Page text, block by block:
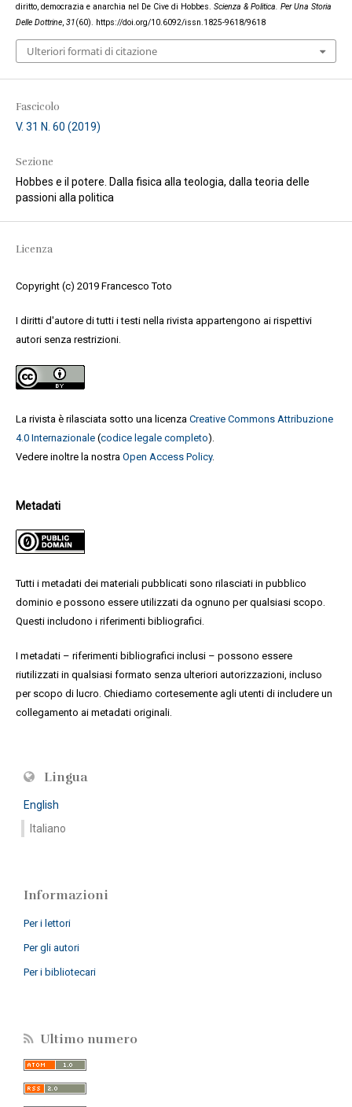
diritto, democrazia e anarchia nel De Cive di Hobbes. Scienza & Politica. Per Una Storia
Delle Dottrine, 31(60). https://doi.org/10.6092/issn.1825-9618/9618
Ulteriori formati di citazione
Fascicolo
V. 31 N. 60 (2019)
Sezione
Hobbes e il potere. Dalla fisica alla teologia, dalla teoria delle
passioni alla politica
Licenza
Copyright (c) 2019 Francesco Toto
I diritti d'autore di tutti i testi nella rivista appartengono ai rispettivi
autori senza restrizioni.
La rivista è rilasciata sotto una licenza Creative Commons Attribuzione
4.0 Internazionale(codice legale completo).
Vedere inoltre la nostra Open Access Policy.
Metadati
Tutti i metadati dei materiali pubblicati sono rilasciati in pubblico
dominio e possono essere utilizzati da ognuno per qualsiasi scopo.
Questi includono i riferimenti bibliografici.
I metadati – riferimenti bibliografici inclusi – possono essere
riutilizzati in qualsiasi formato senza ulteriori autorizzazioni, incluso
per scopo di lucro. Chiediamo cortesemente agli utenti di includere un
collegamento ai metadati originali.
Lingua
English
Italiano
Informazioni
Per i lettori
Per gli autori
Per i bibliotecari
Ultimo numero